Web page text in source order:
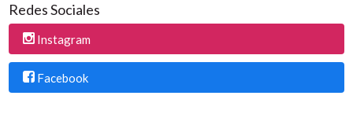
Redes Sociales
Instagram
Facebook